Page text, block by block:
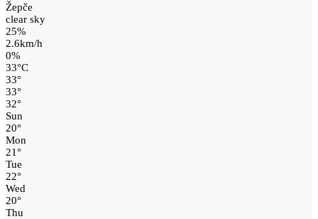
Žepče
clear sky
25%
2.6km/h
0%
33°C
33°
33°
32°
Sun
20°
Mon
21°
Tue
22°
Wed
20°
Thu